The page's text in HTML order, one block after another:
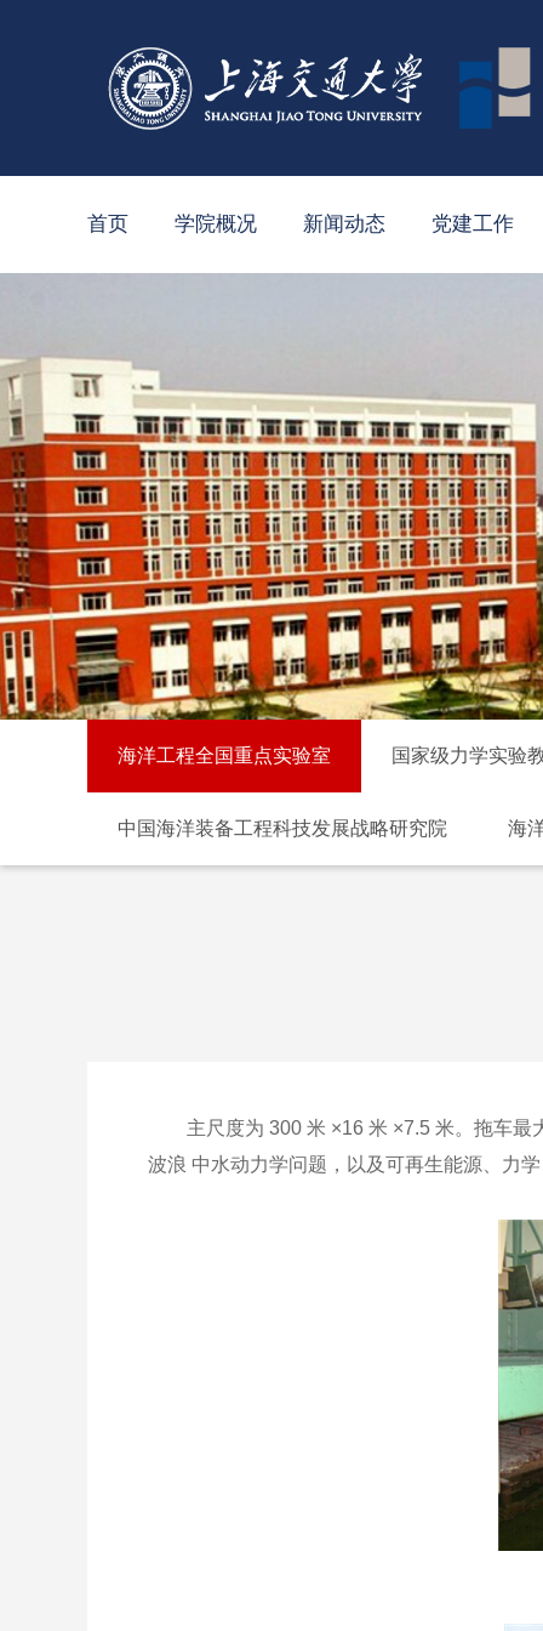
首页 学院概况 新闻动态 党建工作
海洋工程全国重点实验室 国家级力学实验
中国海洋装备工程科技发展战略研究院 海
主尺度为 300 米 ×16 米 ×7.5 米。拖车最
波浪 中水动力学问题，以及可再生能源、力